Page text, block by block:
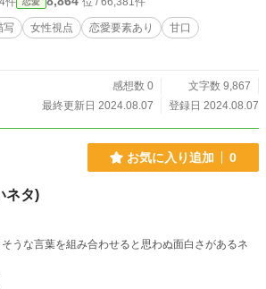
ぎて押し倒しちゃいました～』 赤ィ鳥籠 https://dl
girls-touch/work/=/product_id/RJ01244439.html
写 女性視点 恋愛要素あり
甘口
感想数 0
文字数 9,867
最終更新日 2024.08.07
登録日 2024.08.07
お気に入り追加 0
ネタ)
うな言葉を組み合わせると思わぬ面白さがあるネ